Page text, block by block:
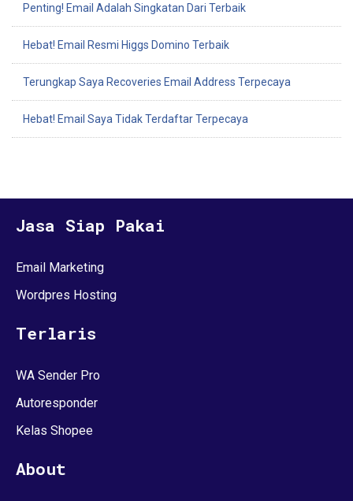
Penting! Email Adalah Singkatan Dari Terbaik
Hebat! Email Resmi Higgs Domino Terbaik
Terungkap Saya Recoveries Email Address Terpecaya
Hebat! Email Saya Tidak Terdaftar Terpecaya
Jasa Siap Pakai
Email Marketing
Wordpres Hosting
Terlaris
WA Sender Pro
Autoresponder
Kelas Shopee
About